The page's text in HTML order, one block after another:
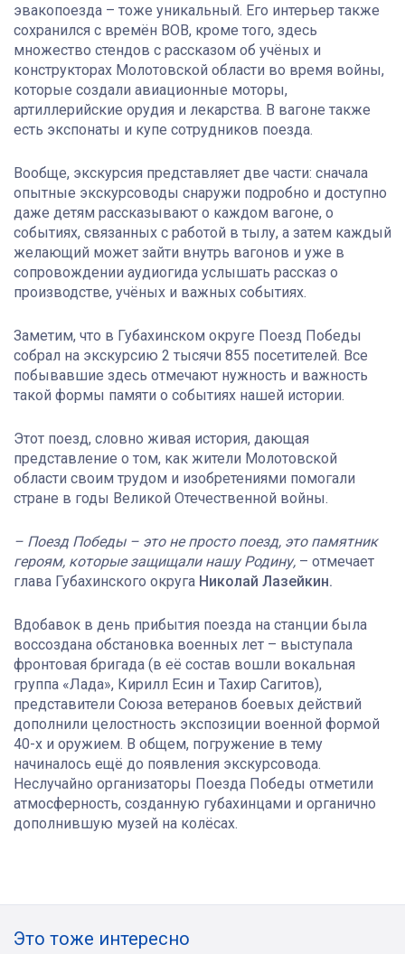
эвакопоезда – тоже уникальный. Его интерьер также
сохранился с времён ВОВ, кроме того, здесь
множество стендов с рассказом об учёных и
конструкторах Молотовской области во время войны,
которые создали авиационные моторы,
артиллерийские орудия и лекарства. В вагоне также
есть экспонаты и купе сотрудников поезда.
Вообще, экскурсия представляет две части: сначала
опытные экскурсоводы снаружи подробно и доступно
даже детям рассказывают о каждом вагоне, о
событиях, связанных с работой в тылу, а затем каждый
желающий может зайти внутрь вагонов и уже в
сопровождении аудиогида услышать рассказ о
производстве, учёных и важных событиях.
Заметим, что в Губахинском округе Поезд Победы
собрал на экскурсию 2 тысячи 855 посетителей. Все
побывавшие здесь отмечают нужность и важность
такой формы памяти о событиях нашей истории.
Этот поезд, словно живая история, дающая
представление о том, как жители Молотовской
области своим трудом и изобретениями помогали
стране в годы Великой Отечественной войны.
– Поезд Победы – это не просто поезд, это памятник
героям, которые защищали нашу Родину, – отмечает
глава Губахинского округа Николай Лазейкин.
Вдобавок в день прибытия поезда на станции была
воссоздана обстановка военных лет – выступала
фронтовая бригада (в её состав вошли вокальная
группа «Лада», Кирилл Есин и Тахир Сагитов),
представители Союза ветеранов боевых действий
дополнили целостность экспозиции военной формой
40-х и оружием. В общем, погружение в тему
начиналось ещё до появления экскурсовода.
Неслучайно организаторы Поезда Победы отметили
атмосферность, созданную губахинцами и органично
дополнившую музей на колёсах.
Это тоже интересно